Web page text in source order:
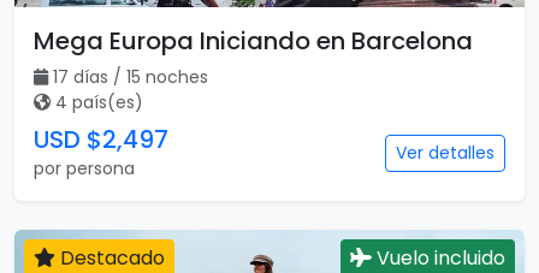
Mega Europa Iniciando en Barcelona
17 días / 15 noches
4 país(es)
USD $2,497
por persona
Ver detalles
Destacado Vuelo incluido